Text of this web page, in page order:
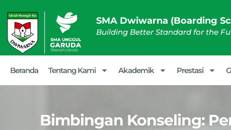
SMA Dwiwarna (Boarding
Building Better Standard for the
Beranda Tentang Kami Akademik Prestasi
Bimbingan Konseling: